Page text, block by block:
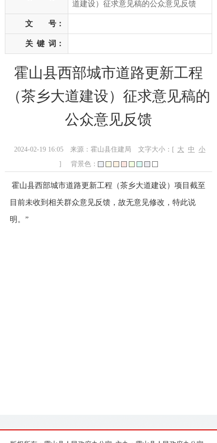
道建设）征求意见稿的公众意见反馈
文 号：
关 键 词：
霍山县西部城市道路更新工程
（茶乡大道建设）征求意见稿的
公众意见反馈
2024-02-19 16:05 来源：霍山县住建局 文字大小：[ 大 中
小
]
背景色：
霍山县西部城市道路更新工程（茶乡大道建设）项目截至
目前未收到相关群众意见反馈，故无意见修改，特此说
明。”